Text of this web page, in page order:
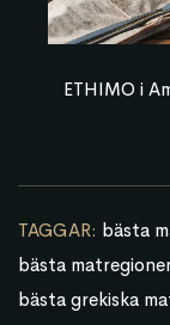
ETHIMO i
TAGGAR: bästa
bästa
bästa grekiska